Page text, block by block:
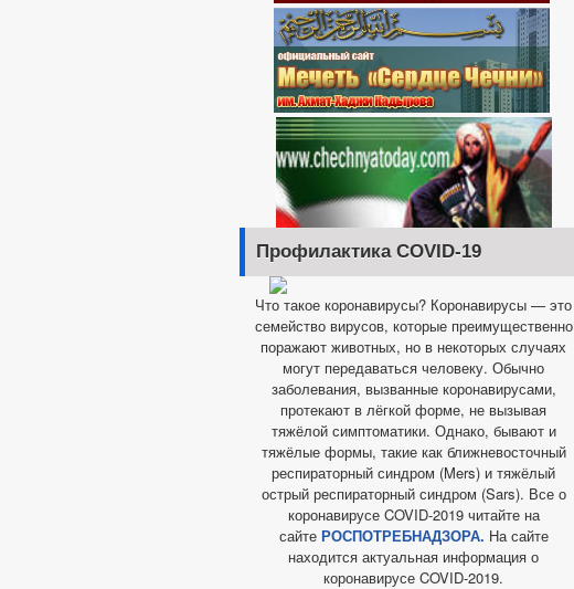
Профилактика COVID-19
Что такое коронавирусы? Коронавирусы — это
семейство вирусов, которые преимущественно
поражают животных, но в некоторых случаях
могут передаваться человеку. Обычно
заболевания, вызванные коронавирусами,
протекают в лёгкой форме, не вызывая
тяжёлой симптоматики. Однако, бывают и
тяжёлые формы, такие как ближневосточный
респираторный синдром (Mers) и тяжёлый
острый респираторный синдром (Sars). Все о
коронавирусе COVID-2019 читайте на
сайте РОСПОТРЕБНАДЗОРА. На сайте
находится актуальная информация о
коронавирусе COVID-2019.